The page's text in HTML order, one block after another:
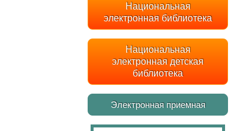
Национальная
электронная библиотека
Национальная
электронная детская
библиотека
Электронная приемная